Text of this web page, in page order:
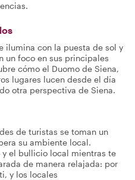
ilumina con la puesta de sol y
un foco en sus principales
cómo el Duomo de Siena,
lugares lucen desde el día
otra perspectiva de Siena.
de turistas se toman un
su ambiente local.
y el bullicio local mientras te
de manera relajada: por
y los locales